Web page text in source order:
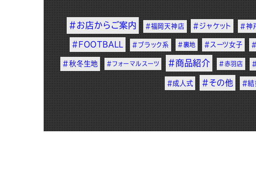
#お店からご案内 #福岡天神店 #ジャケット #神
#FOOTBALL #ブラック系 #裏地 #スーツ女子
#秋冬生地 #フォーマルスーツ #商品紹介 #赤羽店
#成人式 #その他 #結